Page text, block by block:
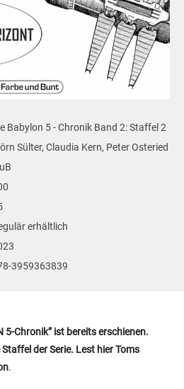
Babylon 5 - Chronik Band 2: Staffel 2
Sülter, Claudia Kern, Peter Osteried
erhältlich
3959363839
5-Chronik” ist bereits erschienen.
der Serie. Lest hier Toms
.